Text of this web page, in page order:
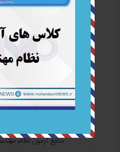
NB04 ...
منابع آزمون نظام